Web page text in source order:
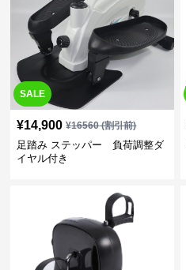
SALE
¥14,900 ¥16560(割引前)
足踏み ステッパー 負荷調整ダ
イヤル付き